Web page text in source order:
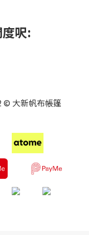
呎:
© 大新帆布帳篷